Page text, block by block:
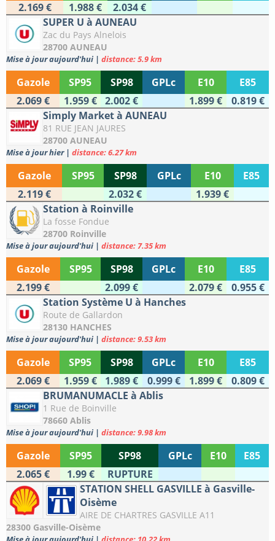
2.169 €
1.988 €
2.034 €
SUPER U à AUNEAU
Zac du Pays Alnelois
28700 AUNEAU
Mise à jour aujourd'hui | distance: 5.9 km
Gazole SP95 SP98 GPLc E10
E85
2.069 €
1.959 € 2.002 € 1.899 €
0.819 €
Simply Market à AUNEAU
81 RUE JEAN JAURES
28700 AUNEAU
Mise à jour hier | distance: 6.27 km
Gazole SP95 SP98 GPLc E10
E85
2.119 €
2.032 €
1.939 €
Station à Roinville
La fosse Fondue
28700 Roinville
Mise à jour aujourd'hui | distance: 7.35 km
Gazole SP95 SP98 GPLc E10
E85
2.199 €
2.099 € 2.079 €
0.955 €
Station Système U à Hanches
Route de Gallardon
28130 HANCHES
Mise à jour aujourd'hui | distance: 9.53 km
Gazole SP95 SP98 GPLc E10
E85
2.069 €
1.959 € 1.989 € 0.999 € 1.899 €
0.809 €
BRUMANUMACLE à Ablis
1 Rue de Boinville
78660 Ablis
Mise à jour aujourd'hui | distance: 9.98 km
Gazole SP95 SP98 GPLc E10
E85
2.065 €
1.99 €
RUPTURE
STATION SHELL GASVILLE à Gasville-
Oisème
AIRE DE CHARTRES GASVILLE A11
28300 Gasville-Oisème